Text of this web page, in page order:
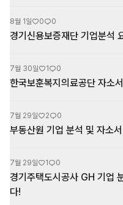
8월 1일 0 0
경기신용보증재단 기업분석
7월 30일 1 0
한국보훈복지의료공단 자소
7월 29일 2 0
부동산원 기업 분석 및 자소
7월 29일 1 0
경기주택도시공사 GH 기업
다!